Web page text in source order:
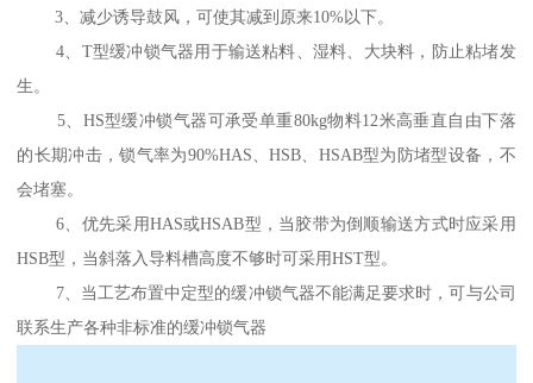
3、减少诱导鼓风，可使其减到原来10%以下。
4、T型缓冲锁气器用于输送粘料、湿料、大块料，防止粘堵发
生。
5、HS型缓冲锁气器可承受单重80kg物料12米高垂直自由下落
的长期冲击，锁气率为90%HAS、HSB、HSAB型为防堵型设备，不
会堵塞。
6、优先采用HAS或HSAB型，当胶带为倒顺输送方式时应采用
HSB型，当斜落入导料槽高度不够时可采用HST型。
7、当工艺布置中定型的缓冲锁气器不能满足要求时，可与公司
联系生产各种非标准的缓冲锁气器